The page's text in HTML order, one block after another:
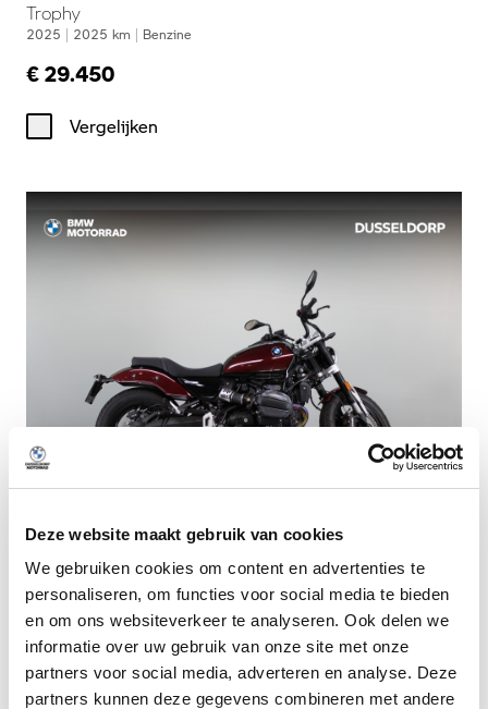
Deze website maakt gebruik van cookies
We gebruiken cookies om content en advertenties te
personaliseren, om functies voor social media te bieden
en om ons websiteverkeer te analyseren. Ook delen we
informatie over uw gebruik van onze site met onze
partners voor social media, adverteren en analyse. Deze
partners kunnen deze gegevens combineren met andere
Trophy
2025 | 2025 km | Benzine
€ 29.450
Vergelijken
Beschikbaar
BMW R 12
Aventurinrot metallic
2024 | 1500 km| Benzine